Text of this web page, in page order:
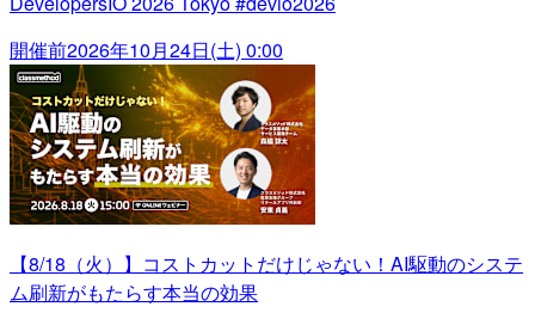
開催前2026年10月24日(土) 0:00
【8/18（火）】コストカットだけじゃない！AI駆動のシステ
ム刷新がもたらす本当の効果